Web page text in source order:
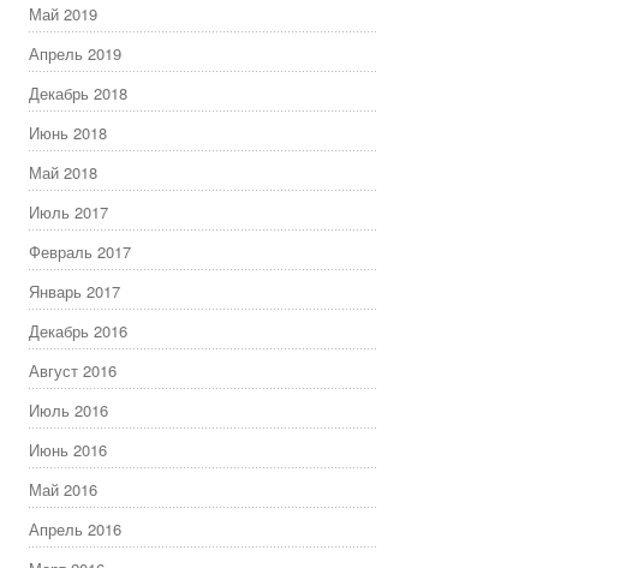
Май 2019
Апрель 2019
Декабрь 2018
Июнь 2018
Май 2018
Июль 2017
Февраль 2017
Январь 2017
Декабрь 2016
Август 2016
Июль 2016
Июнь 2016
Май 2016
Апрель 2016